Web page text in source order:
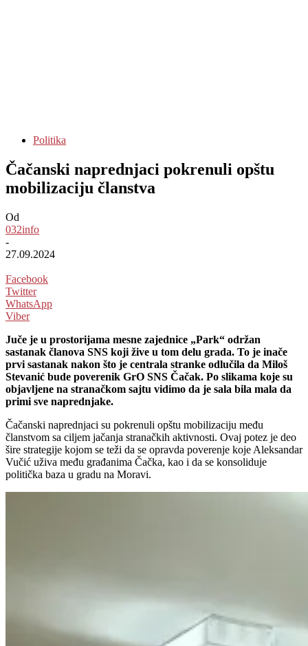
Politika
Čačanski naprednjaci pokrenuli opštu
mobilizaciju članstva
Od
032info
-
27.09.2024
Facebook
Twitter
WhatsApp
Viber
Juče je u prostorijama mesne zajednice „Park“ održan
sastanak članova SNS koji žive u tom delu grada. To je inače
prvi sastanak nakon što je centrala stranke odlučila da Miloš
Stevanić bude poverenik GrO SNS Čačak. Po slikama koje su
objavljene na stranačkom sajtu vidimo da je sala bila mala da
primi sve naprednjake.
Čačanski naprednjaci su pokrenuli opštu mobilizaciju među
članstvom sa ciljem jačanja stranačkih aktivnosti. Ovaj potez je deo
šire strategije kojom se teži da se opravda poverenje koje Aleksandar
Vučić uživa među građanima Čačka, kao i da se konsoliduje
politička baza u gradu na Moravi.